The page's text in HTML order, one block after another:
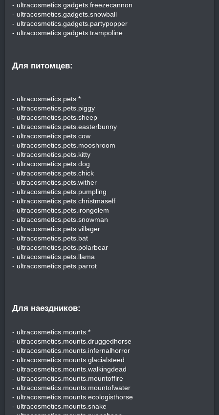
- ultracosmetics.gadgets.freezecannon
- ultracosmetics.gadgets.snowball
- ultracosmetics.gadgets.partypopper
- ultracosmetics.gadgets.trampoline
Для питомцев:​
- ultracosmetics.pets.*
- ultracosmetics.pets.piggy
- ultracosmetics.pets.sheep
- ultracosmetics.pets.easterbunny
- ultracosmetics.pets.cow
- ultracosmetics.pets.mooshroom
- ultracosmetics.pets.kitty
- ultracosmetics.pets.dog
- ultracosmetics.pets.chick
- ultracosmetics.pets.wither
- ultracosmetics.pets.pumpling
- ultracosmetics.pets.christmaself
- ultracosmetics.pets.irongolem
- ultracosmetics.pets.snowman
- ultracosmetics.pets.villager
- ultracosmetics.pets.bat
- ultracosmetics.pets.polarbear
- ultracosmetics.pets.llama
- ultracosmetics.pets.parrot
Для наездников:​
- ultracosmetics.mounts.*
- ultracosmetics.mounts.druggedhorse
- ultracosmetics.mounts.infernalhorror
- ultracosmetics.mounts.glacialsteed
- ultracosmetics.mounts.walkingdead
- ultracosmetics.mounts.mountoffire
- ultracosmetics.mounts.mountofwater
- ultracosmetics.mounts.ecologisthorse
- ultracosmetics.mounts.snake